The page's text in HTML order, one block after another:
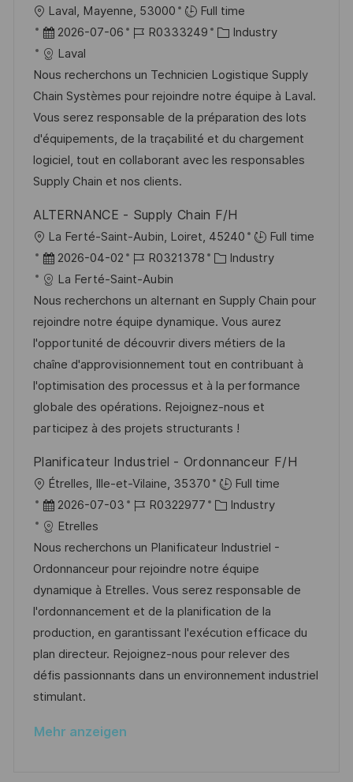
n
g
f
f
c
h
u
n
g
O
r
t
Laval, Mayenne, 53000
Full time
D
a
t
u
m
d
e
r
e
r
ö
f
f
e
n
t
l
i
c
h
u
n
g
2026-07-06
J
b
-
I
D
R0333249
K
t
e
g
o
r
Industry
Laval
Nous recherchons un Technicien Logistique Supply
Chain Systèmes pour rejoindre notre équipe à Laval.
Vous serez responsable de la préparation des lots
d'équipements, de la traçabilité et du chargement
logiciel, tout en collaborant avec les responsables
Supply Chain et nos clients.
ALTERNANCE - Supply Chain F/H
O
r
t
La Ferté-Saint-Aubin, Loiret, 45240
Full time
D
a
t
u
m
d
e
r
V
r
ö
f
f
e
n
t
l
i
c
h
u
n
2026-04-02
J
o
b
-
I
D
R0321378
K
t
e
g
o
r
i
e
Industry
La Ferté-Saint-Aubin
Nous recherchons un alternant en Supply Chain pour
rejoindre notre équipe dynamique. Vous aurez
l'opportunité de découvrir divers métiers de la
chaîne d'approvisionnement tout en contribuant à
l'optimisation des processus et à la performance
globale des opérations. Rejoignez-nous et
participez à des projets structurants !
Planificateur Industriel - Ordonnanceur F/H
O
r
t
Étrelles, Ille-et-Vilaine, 35370
Full time
D
a
t
u
m
d
e
r
V
e
ö
2026-07-03
J
b
-
I
D
R0322977
K
t
e
g
o
r
i
e
Industry
Etrelles
Nous recherchons un Planificateur Industriel -
Ordonnanceur pour rejoindre notre équipe
dynamique à Etrelles. Vous serez responsable de
l'ordonnancement et de la planification de la
production, en garantissant l'exécution efficace du
plan directeur. Rejoignez-nous pour relever des
défis passionnants dans un environnement industriel
stimulant.
Mehr anzeigen